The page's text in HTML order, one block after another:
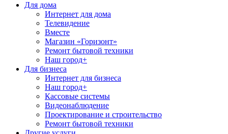
Для дома
Интернет для дома
Телевидение
Вместе
Магазин «Горизонт»
Ремонт бытовой техники
Наш город+
Для бизнеса
Интернет для бизнеса
Наш город+
Кассовые системы
Видеонаблюдение
Проектирование и строительство
Ремонт бытовой техники